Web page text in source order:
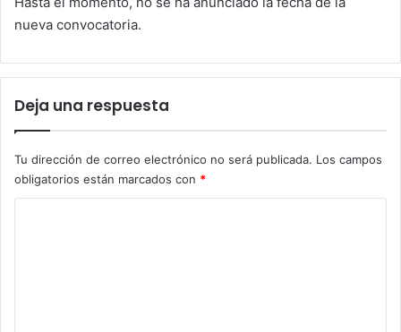
nueva convocatoria.
Deja una respuesta
Tu dirección de correo electrónico no será publicada. Los campos
obligatorios están marcados con *